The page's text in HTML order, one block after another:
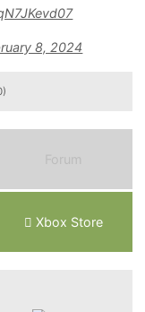
8, 2024
Forum
Xbox Store